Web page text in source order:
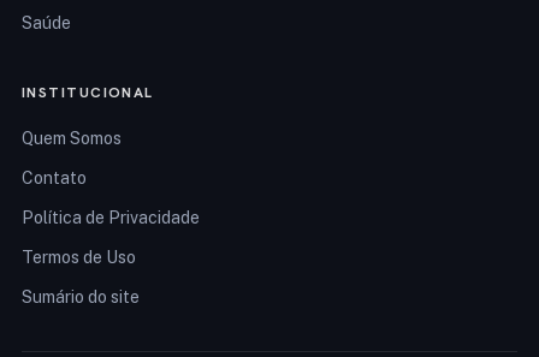
Saúde
INSTITUCIONAL
Quem Somos
Contato
Política de Privacidade
Termos de Uso
Sumário do site